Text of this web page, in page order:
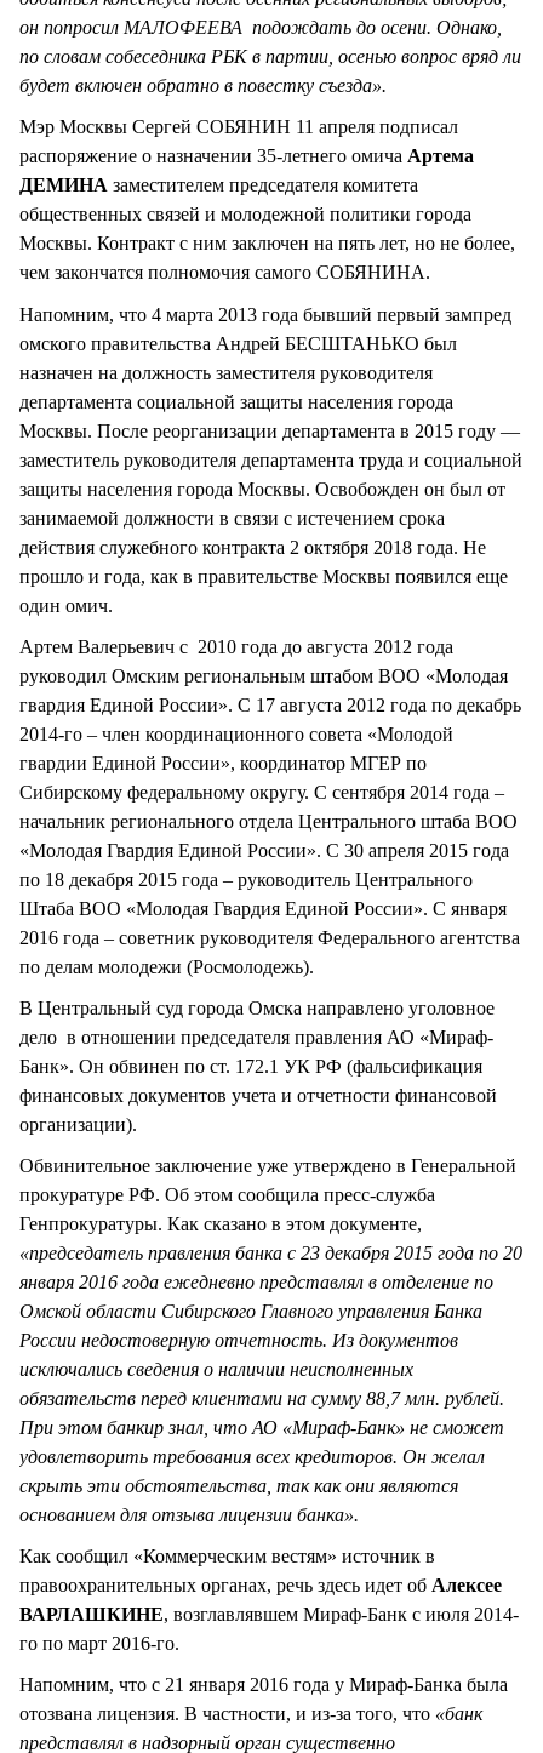
он попросил МАЛОФЕЕВА подождать до осени. Однако,
по словам собеседника РБК в партии, осенью вопрос вряд ли
будет включен обратно в повестку съезда».
Мэр Москвы Сергей СОБЯНИН 11 апреля подписал
распоряжение о назначении 35-летнего омича Артема
ДЕМИНА заместителем председателя комитета
общественных связей и молодежной политики города
Москвы. Контракт с ним заключен на пять лет, но не более,
чем закончатся полномочия самого СОБЯНИНА.
Напомним, что 4 марта 2013 года бывший первый зампред
омского правительства Андрей БЕСШТАНЬКО был
назначен на должность заместителя руководителя
департамента социальной защиты населения города
Москвы. После реорганизации департамента в 2015 году —
заместитель руководителя департамента труда и социальной
защиты населения города Москвы. Освобожден он был от
занимаемой должности в связи с истечением срока
действия служебного контракта 2 октября 2018 года. Не
прошло и года, как в правительстве Москвы появился еще
один омич.
Артем Валерьевич с 2010 года до августа 2012 года
руководил Омским региональным штабом ВОО «Молодая
гвардия Единой России». С 17 августа 2012 года по декабрь
2014-го – член координационного совета «Молодой
гвардии Единой России», координатор МГЕР по
Сибирскому федеральному округу. С сентября 2014 года –
начальник регионального отдела Центрального штаба ВОО
«Молодая Гвардия Единой России». С 30 апреля 2015 года
по 18 декабря 2015 года – руководитель Центрального
Штаба ВОО «Молодая Гвардия Единой России». С января
2016 года – советник руководителя Федерального агентства
по делам молодежи (Росмолодежь).
В Центральный суд города Омска направлено уголовное
дело в отношении председателя правления АО «Мираф-
Банк». Он обвинен по ст. 172.1 УК РФ (фальсификация
финансовых документов учета и отчетности финансовой
организации).
Обвинительное заключение уже утверждено в Генеральной
прокуратуре РФ. Об этом сообщила пресс-служба
Генпрокуратуры. Как сказано в этом документе,
«председатель правления банка с 23 декабря 2015 года по 20
января 2016 года ежедневно представлял в отделение по
Омской области Сибирского Главного управления Банка
России недостоверную отчетность. Из документов
исключались сведения о наличии неисполненных
обязательств перед клиентами на сумму 88,7 млн. рублей.
При этом банкир знал, что АО «Мираф-Банк» не сможет
удовлетворить требования всех кредиторов. Он желал
скрыть эти обстоятельства, так как они являются
основанием для отзыва лицензии банка».
Как сообщил «Коммерческим вестям» источник в
правоохранительных органах, речь здесь идет об Алексее
ВАРЛАШКИНЕ, возглавлявшем Мираф-Банк с июля 2014-
го по март 2016-го.
Напомним, что с 21 января 2016 года у Мираф-Банка была
отозвана лицензия. В частности, и из-за того, что «банк
представлял в надзорный орган существенно